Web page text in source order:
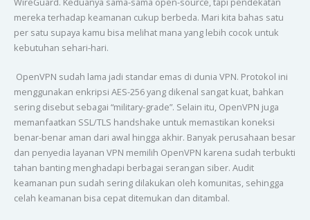
mereka terhadap keamanan cukup berbeda. Mari kita bahas satu
per satu supaya kamu bisa melihat mana yang lebih cocok untuk
kebutuhan sehari-hari.
OpenVPN sudah lama jadi standar emas di dunia VPN. Protokol ini
menggunakan enkripsi AES-256 yang dikenal sangat kuat, bahkan
sering disebut sebagai “military-grade”. Selain itu, OpenVPN juga
memanfaatkan SSL/TLS handshake untuk memastikan koneksi
benar-benar aman dari awal hingga akhir. Banyak perusahaan besar
dan penyedia layanan VPN memilih OpenVPN karena sudah terbukti
tahan banting menghadapi berbagai serangan siber. Audit
keamanan pun sudah sering dilakukan oleh komunitas, sehingga
celah keamanan bisa cepat ditemukan dan ditambal.